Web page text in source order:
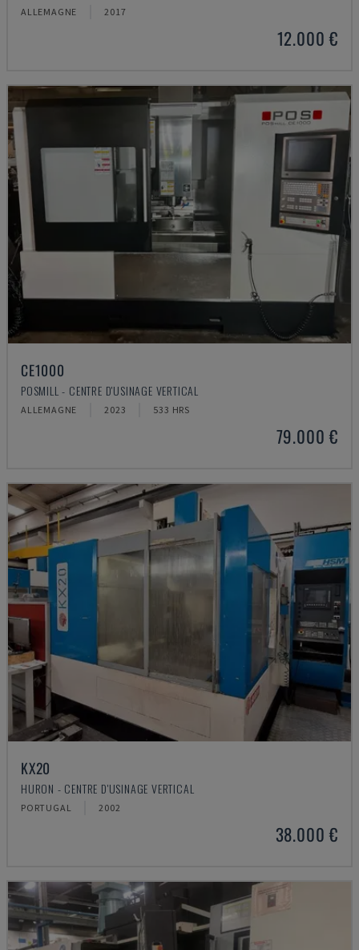
ALLEMAGNE 2017
12.000 €
CE1000
POSMILL - CENTRE D'USINAGE VERTICAL
ALLEMAGNE 2023 533 HRS
79.000 €
KX20
HURON - CENTRE D'USINAGE VERTICAL
PORTUGAL 2002
38.000 €